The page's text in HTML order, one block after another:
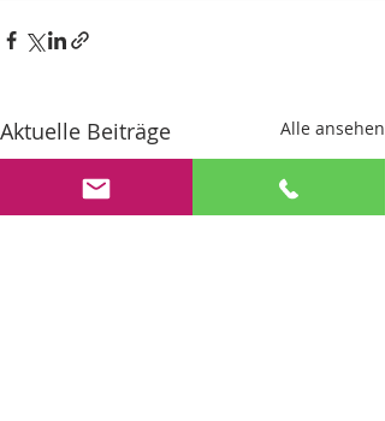
Aktuelle Beiträge Alle ansehen